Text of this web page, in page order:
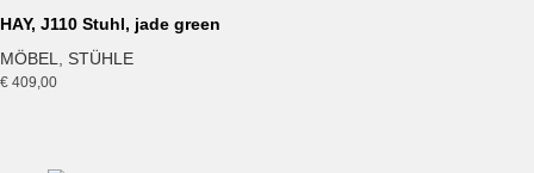
HAY, J110 Stuhl, jade green
MÖBEL
STÜHLE
€ 409,00